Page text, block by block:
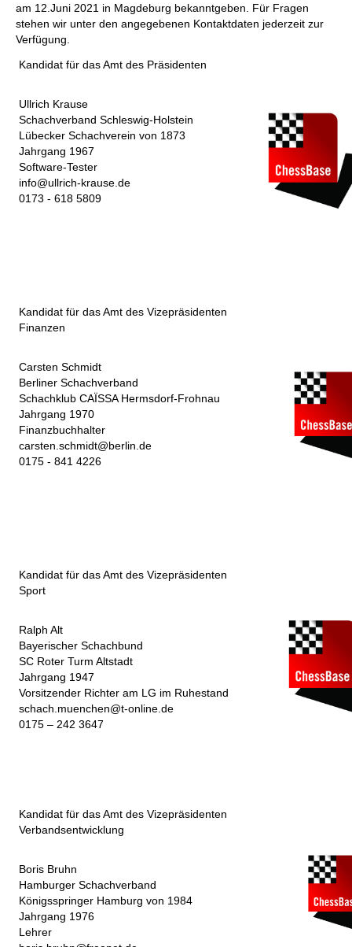
am 12.Juni 2021 in Magdeburg bekanntgeben. Für Fragen
stehen wir unter den angegebenen Kontaktdaten jederzeit zur
Verfügung.
Kandidat für das Amt des Präsidenten
Ullrich Krause
Schachverband Schleswig-Holstein
Lübecker Schachverein von 1873
Jahrgang 1967
Software-Tester
info@ullrich-krause.de
0173 - 618 5809
Kandidat für das Amt des Vizepräsidenten
Finanzen
Carsten Schmidt
Berliner Schachverband
Schachklub CAÏSSA Hermsdorf-Frohnau
Jahrgang 1970
Finanzbuchhalter
carsten.schmidt@berlin.de
0175 - 841 4226
Kandidat für das Amt des Vizepräsidenten
Sport
Ralph Alt
Bayerischer Schachbund
SC Roter Turm Altstadt
Jahrgang 1947
Vorsitzender Richter am LG im Ruhestand
schach.muenchen@t-online.de
0175 – 242 3647
Kandidat für das Amt des Vizepräsidenten
Verbandsentwicklung
Boris Bruhn
Hamburger Schachverband
Königsspringer Hamburg von 1984
Jahrgang 1976
Lehrer